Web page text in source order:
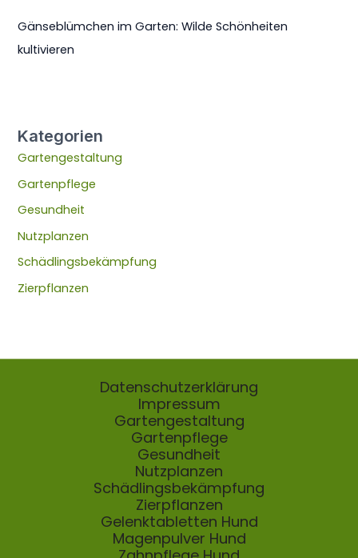
Gänseblümchen im Garten: Wilde Schönheiten
kultivieren
Kategorien
Gartengestaltung
Gartenpflege
Gesundheit
Nutzplanzen
Schädlingsbekämpfung
Zierpflanzen
Datenschutzerklärung
Impressum
Gartengestaltung
Gartenpflege
Gesundheit
Nutzplanzen
Schädlingsbekämpfung
Zierpflanzen
Gelenktabletten Hund
Magenpulver Hund